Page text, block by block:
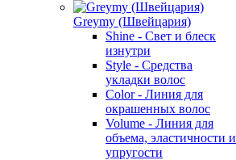
Greymy (Швейцария)
Shine - Свет и блеск
изнутри
Style - Средства
укладки волос
Color - Линия для
окрашенных волос
Volume - Линия для
объема, эластичности и
упругости